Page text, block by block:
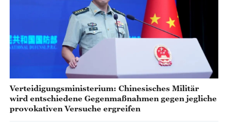
Verteidigungsministerium: Chinesisches Militär
wird entschiedene Gegenmaßnahmen gegen jegliche
provokativen Versuche ergreifen